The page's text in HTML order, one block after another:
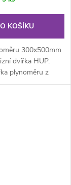
KOŠÍKU
300x500mm
dvířka HUP.
plynoměru z
plechu